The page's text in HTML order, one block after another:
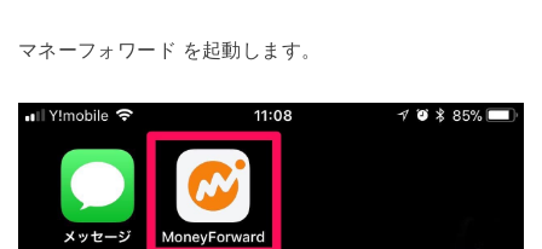
マネーフォワード を起動します。